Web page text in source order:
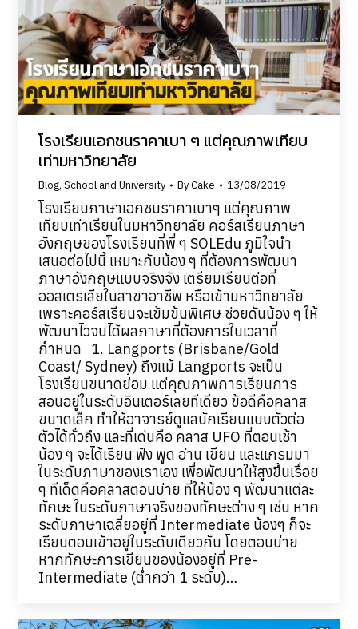
โรงเรียนเอกชนราคาเบา ๆ แต่คุณภาพเทียบ
เท่ามหาวิทยาลัย
Blog, School and University ByCake 13/08/2019
โรงเรียนภาษาเอกชนราคาเบาๆ แต่คุณภาพ
เทียบเท่าเรียนในมหาวิทยาลัย คอร์สเรียนภาษา
อังกฤษของโรงเรียนที่พี่ ๆ SOLEdu ภูมิใจนำ
เสนอต่อไปนี้ เหมาะกับน้อง ๆ ที่ต้องการพัฒนา
ภาษาอังกฤษแบบจริงจัง เตรียมเรียนต่อที่
ออสเตรเลียในสาขาอาชีพ หรือเข้ามหาวิทยาลัย
เพราะคอร์สเรียนจะเข้มข้นพิเศษ ช่วยดันน้อง ๆ ให้
พัฒนาไวจนได้ผลภาษาที่ต้องการในเวลาที่
กำหนด 1. Langports (Brisbane/Gold
Coast/ Sydney) ถึงแม้ Langports จะเป็น
โรงเรียนขนาดย่อม แต่คุณภาพการเรียนการ
สอนอยู่ในระดับอินเตอร์เลยทีเดียว ข้อดีคือคลาส
ขนาดเล็ก ทำให้อาจารย์ดูแลนักเรียนแบบตัวต่อ
ตัวได้ทั่วถึง และที่เด่นคือ คลาส UFO ที่ตอนเช้า
น้อง ๆ จะได้เรียน ฟัง พูด อ่าน เขียน และแกรมมา
ในระดับภาษาของเราเอง เพื่อพัฒนาให้สูงขึ้นเรื่อย
ๆ ทีเด็ดคือคลาสตอนบ่าย ที่ให้น้อง ๆ พัฒนาแต่ละ
ทักษะ ในระดับภาษาจริงของทักษะต่าง ๆ เช่น หาก
ระดับภาษาเฉลี่ยอยู่ที่ Intermediate น้องๆ ก็จะ
เรียนตอนเข้าอยู่ในระดับเดียวกัน โดยตอนบ่าย
หากทักษะการเขียนของน้องอยู่ที่ Pre-
Intermediate (ต่ำกว่า 1 ระดับ)…